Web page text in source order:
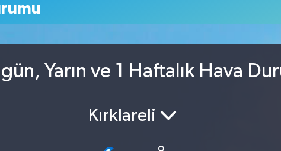
Yarın ve 1 Haftalık Hava
Kırklareli